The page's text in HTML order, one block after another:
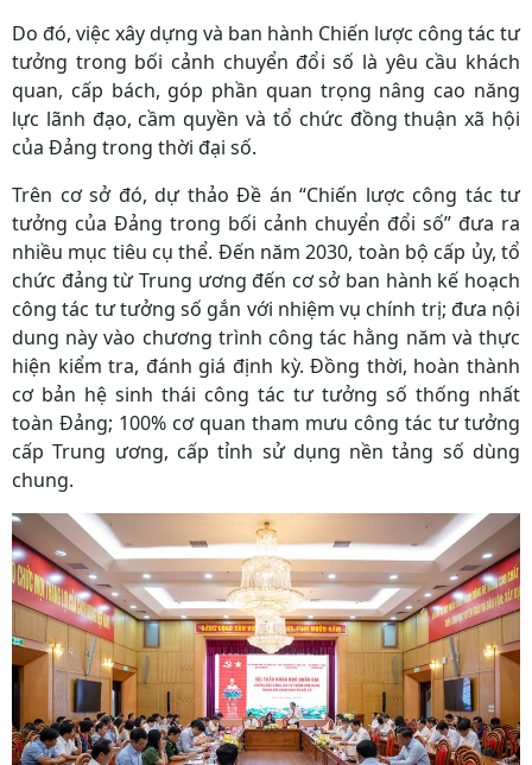
Do đó, việc xây dựng và ban hành Chiến lược công tác tư
tưởng trong bối cảnh chuyển đổi số là yêu cầu khách
quan, cấp bách, góp phần quan trọng nâng cao năng
lực lãnh đạo, cầm quyền và tổ chức đồng thuận xã hội
của Đảng trong thời đại số.
Trên cơ sở đó, dự thảo Đề án “Chiến lược công tác tư
tưởng của Đảng trong bối cảnh chuyển đổi số” đưa ra
nhiều mục tiêu cụ thể. Đến năm 2030, toàn bộ cấp ủy, tổ
chức đảng từ Trung ương đến cơ sở ban hành kế hoạch
công tác tư tưởng số gắn với nhiệm vụ chính trị; đưa nội
dung này vào chương trình công tác hằng năm và thực
hiện kiểm tra, đánh giá định kỳ. Đồng thời, hoàn thành
cơ bản hệ sinh thái công tác tư tưởng số thống nhất
toàn Đảng; 100% cơ quan tham mưu công tác tư tưởng
cấp Trung ương, cấp tỉnh sử dụng nền tảng số dùng
chung.